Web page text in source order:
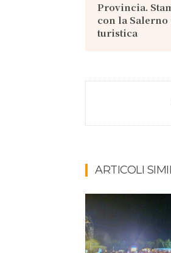
Provincia.
con la
turistica
ARTICOLI